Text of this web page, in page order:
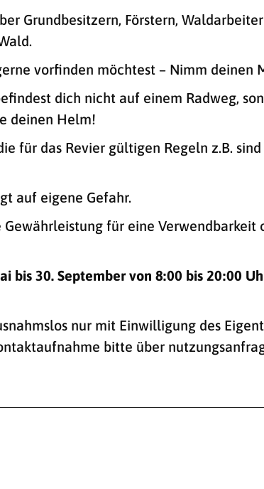
Grundbesitzern, Förstern,
vorfinden möchtest – Nimm deinen
dich nicht auf einem Radweg,
deinen Helm!
für das Revier gültigen Regeln z.B.
auf eigene Gefahr.
für eine Verwendbarkeit
bis 30. September von 8:00 bis 20:00
nur mit Einwilligung des
bitte über